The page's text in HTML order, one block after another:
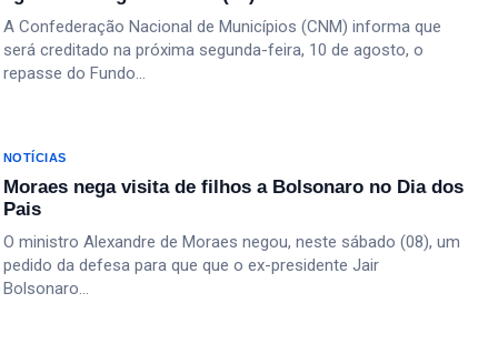
A Confederação Nacional de Municípios (CNM) informa que
será creditado na próxima segunda-feira, 10 de agosto, o
repasse do Fundo…
NOTÍCIAS
Moraes nega visita de filhos a Bolsonaro no Dia dos
Pais
O ministro Alexandre de Moraes negou, neste sábado (08), um
pedido da defesa para que que o ex-presidente Jair
Bolsonaro…